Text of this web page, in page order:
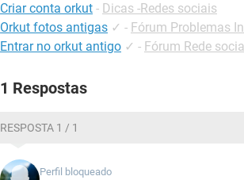
Criar conta orkut - Dicas -Redes sociais
Orkut fotos antigas ✓ - Fórum Problemas
Entrar no orkut antigo ✓ - Fórum Rede
1 Respostas
RESPOSTA 1 / 1
Perfil bloqueado